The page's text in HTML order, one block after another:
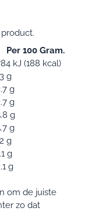
Per 100 Gram.
kJ (188 kcal)
g
g
g
g
g
g
g
g
om de juiste
zo dat